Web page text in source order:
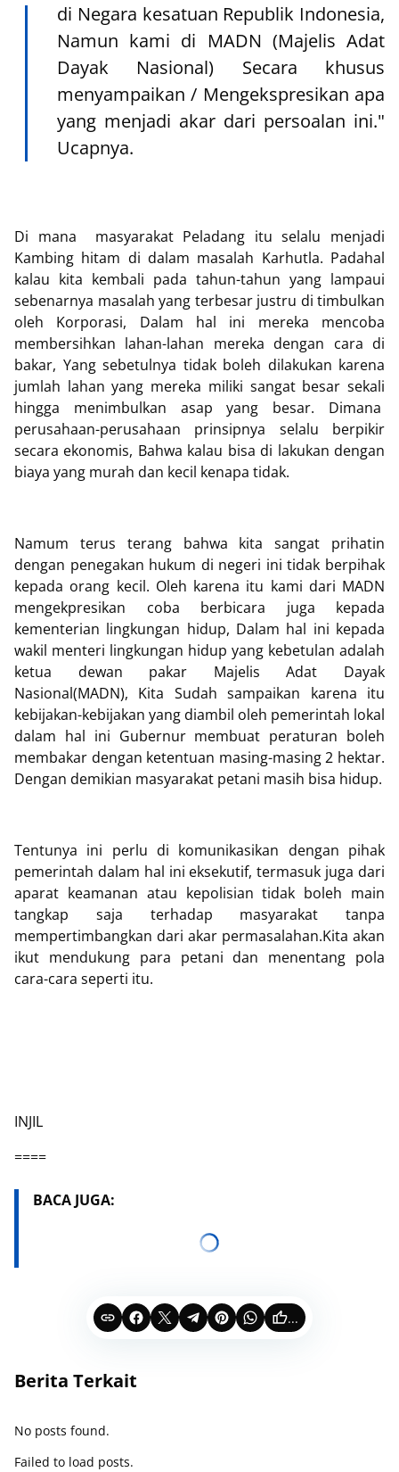
di Negara kesatuan Republik Indonesia,
Namun kami di MADN (Majelis Adat
Dayak Nasional) Secara khusus
menyampaikan / Mengekspresikan apa
yang menjadi akar dari persoalan ini."
Ucapnya.
Di mana masyarakat Peladang itu selalu menjadi
Kambing hitam di dalam masalah Karhutla. Padahal
kalau kita kembali pada tahun-tahun yang lampaui
sebenarnya masalah yang terbesar justru di timbulkan
oleh Korporasi, Dalam hal ini mereka mencoba
membersihkan lahan-lahan mereka dengan cara di
bakar, Yang sebetulnya tidak boleh dilakukan karena
jumlah lahan yang mereka miliki sangat besar sekali
hingga menimbulkan asap yang besar. Dimana
perusahaan-perusahaan prinsipnya selalu berpikir
secara ekonomis, Bahwa kalau bisa di lakukan dengan
biaya yang murah dan kecil kenapa tidak.
Namum terus terang bahwa kita sangat prihatin
dengan penegakan hukum di negeri ini tidak berpihak
kepada orang kecil. Oleh karena itu kami dari MADN
mengekpresikan coba berbicara juga kepada
kementerian lingkungan hidup, Dalam hal ini kepada
wakil menteri lingkungan hidup yang kebetulan adalah
ketua dewan pakar Majelis Adat Dayak
Nasional(MADN), Kita Sudah sampaikan karena itu
kebijakan-kebijakan yang diambil oleh pemerintah lokal
dalam hal ini Gubernur membuat peraturan boleh
membakar dengan ketentuan masing-masing 2 hektar.
Dengan demikian masyarakat petani masih bisa hidup.
Tentunya ini perlu di komunikasikan dengan pihak
pemerintah dalam hal ini eksekutif, termasuk juga dari
aparat keamanan atau kepolisian tidak boleh main
tangkap saja terhadap masyarakat tanpa
mempertimbangkan dari akar permasalahan.Kita akan
ikut mendukung para petani dan menentang pola
cara-cara seperti itu.
INJIL
====
BACA JUGA:
...
Berita Terkait
No posts found.
Failed to load posts.